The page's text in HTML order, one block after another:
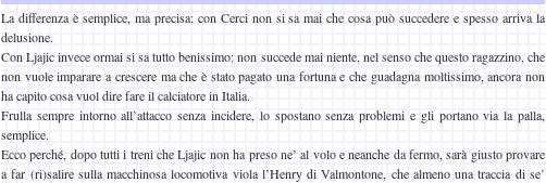
La differenza è semplice, ma precisa: con Cerci non si sa mai che cosa può succedere e spesso arriva la
delusione.
Con Ljajic invece ormai si sa tutto benissimo: non succede mai niente, nel senso che questo ragazzino, che
non vuole imparare a crescere ma che è stato pagato una fortuna e che guadagna moltissimo, ancora non
ha capito cosa vuol dire fare il calciatore in Italia.
Frulla sempre intorno all’attacco senza incidere, lo spostano senza problemi e gli portano via la palla,
semplice.
Ecco perché, dopo tutti i treni che Ljajic non ha preso ne’ al volo e neanche da fermo, sarà giusto provare
a far (ri)salire sulla macchinosa locomotiva viola l’Henry di Valmontone, che almeno una traccia di se’